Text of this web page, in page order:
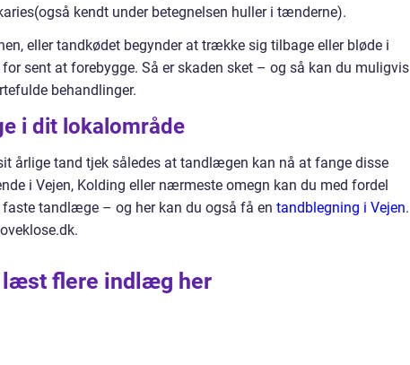
kendt under betegnelsen huller i tænderne).
eller tandkødet begynder at trække sig tilbage eller bløde i
sent at forebygge. Så er skaden sket – og så kan du muligvis
behandlinger.
i dit lokalområde
årlige tand tjek således at tandlægen kan nå at fange disse
i Vejen, Kolding eller nærmeste omegn kan du med fordel
tandlæge – og her kan du også få en tandblegning i Vejen.
læst flere indlæg her